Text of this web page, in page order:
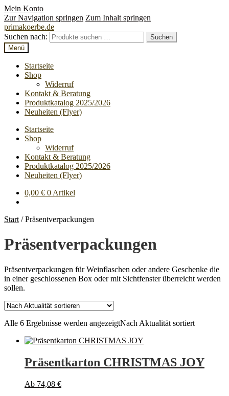
Mein Konto
Zur Navigation springen Zum Inhalt springen
primakoerbe.de
Suchen nach:
Suchen
Menü
Startseite
Shop
Widerruf
Kontakt & Beratung
Produktkatalog 2025/2026
Neuheiten (Flyer)
Startseite
Shop
Widerruf
Kontakt & Beratung
Produktkatalog 2025/2026
Neuheiten (Flyer)
0,00 € 0 Artikel
Start /Präsentverpackungen
Präsentverpackungen
Präsentverpackungen für Weinflaschen oder andere Geschenke die
in einer geschlossenen Box oder mit Sichtfenster überreicht werden
sollen.
Alle 6 Ergebnisse werden angezeigtNach Aktualität sortiert
Präsentkarton CHRISTMAS JOY
Ab 74,08 €